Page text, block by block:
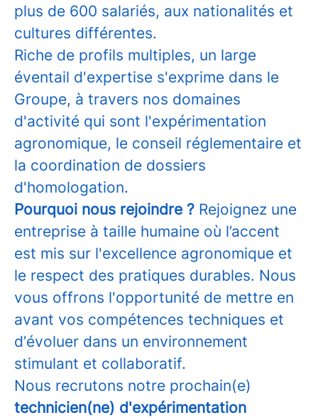
plus de 600 salariés, aux nationalités et
cultures différentes.
Riche de profils multiples, un large
éventail d'expertise s'exprime dans le
Groupe, à travers nos domaines
d'activité qui sont l'expérimentation
agronomique, le conseil réglementaire et
la coordination de dossiers
d'homologation.
Pourquoi nous rejoindre ? Rejoignez une
entreprise à taille humaine où l’accent
est mis sur l'excellence agronomique et
le respect des pratiques durables. Nous
vous offrons l'opportunité de mettre en
avant vos compétences techniques et
d’évoluer dans un environnement
stimulant et collaboratif.
Nous recrutons notre prochain(e)
technicien(ne) d'expérimentation